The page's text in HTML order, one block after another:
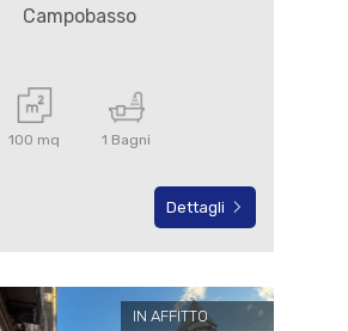
Campobasso
100 mq 1 Bagni
Dettagli
IN AFFITTO